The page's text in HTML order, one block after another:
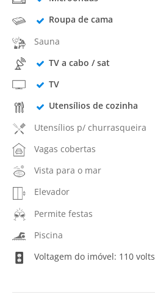
Roupa de cama
Sauna
TV a cabo / sat
TV
Utensílios de cozinha
Utensílios p/ churrasqueira
Vagas cobertas
Vista para o mar
Elevador
Permite festas
Piscina
Voltagem do imóvel: 110 volts